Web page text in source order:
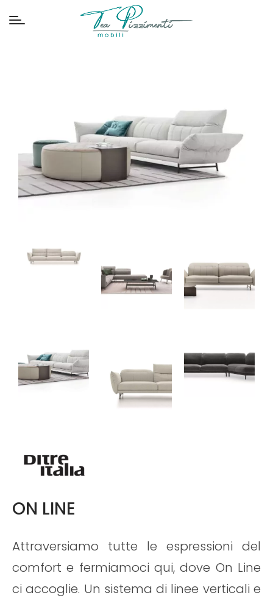
ON LINE
Attraversiamo tutte le espressioni del
comfort e fermiamoci qui, dove On Line
ci accoglie. Un sistema di linee verticali e